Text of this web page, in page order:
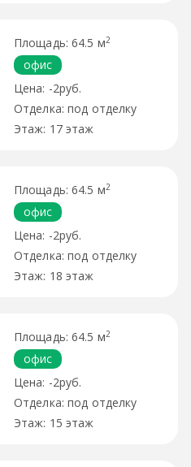
64.5 м2
офис
-2руб.
под отделку
17 этаж
64.5 м2
офис
-2руб.
под отделку
18 этаж
64.5 м2
офис
-2руб.
под отделку
15 этаж